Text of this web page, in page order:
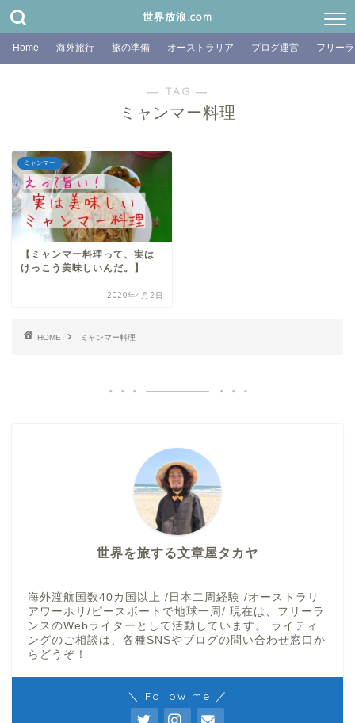
世界放浪.com
Home 海外旅行 旅の準備 オーストラリア ブログ運営 フリー
― TAG ―
ミャンマー料理
ミャンマー
【ミャンマー料理って、実は
けっこう美味しいんだ。】
2020年4月2日
HOME ミャンマー料理
世界を旅する文章屋タカヤ
海外渡航国数40カ国以上 /日本二周経験 /オーストラリ
アワーホリ/ピースボートで地球一周/ 現在は、フリーラ
ンスのWebライターとして活動しています。 ライティ
ングのご相談は、各種SNSやブログの問い合わせ窓口か
らどうぞ！
＼ Follow me ／